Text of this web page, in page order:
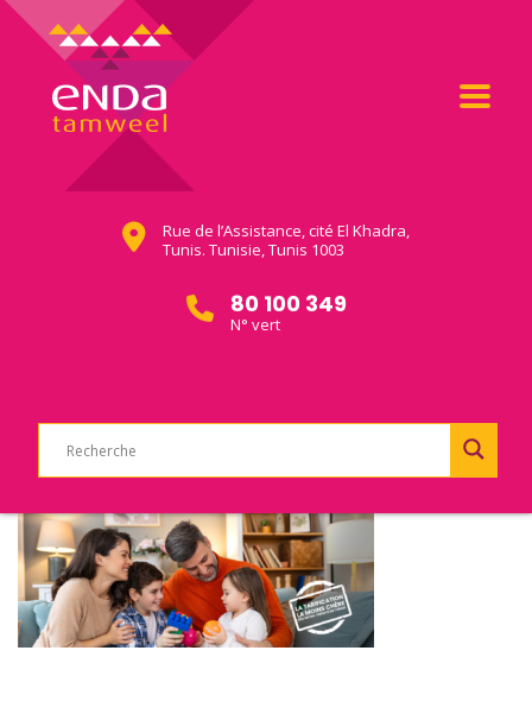
Rue de l’Assistance, cité El Khadra,
Tunis. Tunisie, Tunis 1003
80 100 349
N° vert